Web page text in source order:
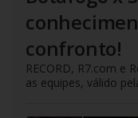
confronto!
RECORD, R7.com e
as equipes, válido